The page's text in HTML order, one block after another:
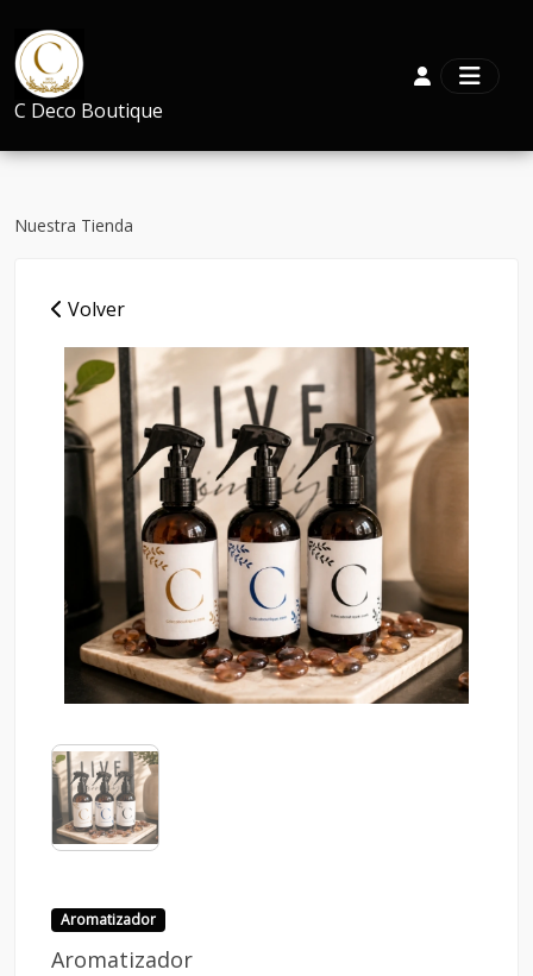
C Deco Boutique
Nuestra Tienda
Volver
Aromatizador
Aromatizador